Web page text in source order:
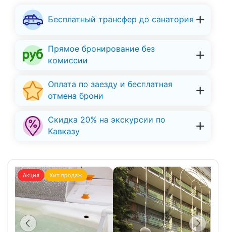
Бесплатный трансфер до санатория
Прямое бронирование без
комиссии
Оплата по заезду и бесплатная
отмена брони
Скидка 20% на экскурсии по
Кавказу
Акция Хит продаж